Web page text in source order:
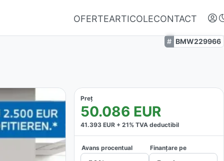
OFERTEARTICOLECONTACT
Autentifică-te
BMW229966
Preț
50.086 EUR
41.393 EUR + 21% TVA deductibil
Avans procentual Finanțare pe